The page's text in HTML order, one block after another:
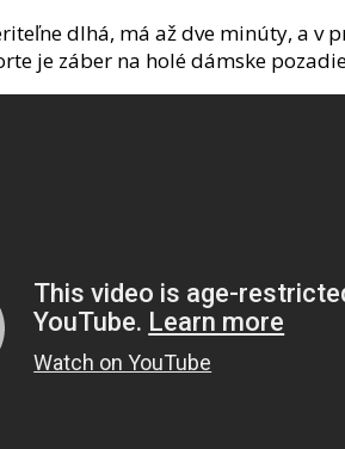
dlhá, má až dve minúty, a v
je záber na holé dámske